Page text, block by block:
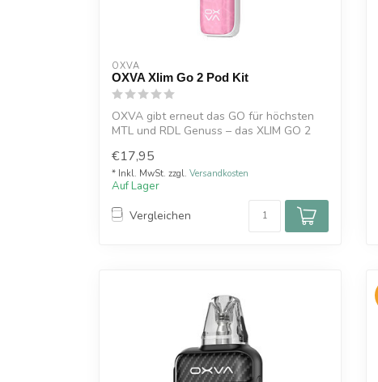
OXVA
OXVA Xlim Go 2 Pod Kit
OXVA gibt erneut das GO für höchsten
MTL und RDL Genuss – das XLIM GO 2
€17,95
* Inkl. MwSt. zzgl. Versandkosten
Auf Lager
Vergleichen